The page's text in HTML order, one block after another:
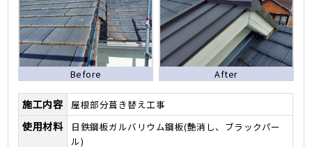
Before After
施工内容 屋根部分葺き替え工事
使用材料
日鉄鋼板ガルバリウム鋼板(艶消し、ブラックパー
ル)